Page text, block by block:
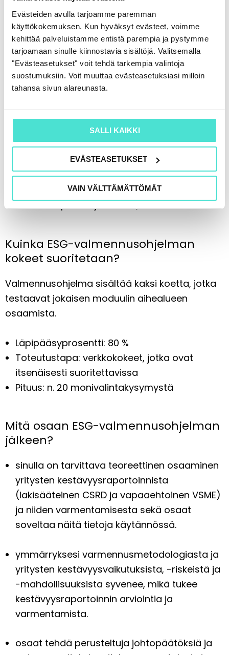
Evästeiden avulla tarjoamme paremman
käyttökokemuksen. Kun hyväksyt evästeet, voimme
kehittää palveluistamme entistä parempia ja pystymme
tarjoamaan sinulle kiinnostavia sisältöjä. Valitsemalla
"Evästeasetukset" voit tehdä tarkempia valintoja
suostumuksiin. Voit muuttaa evästeasetuksiasi milloin
tahansa sivun alareunasta.
SALLI KAIKKI
EVÄSTEASETUKSET
VAIN VÄLTTÄMÄTTÖMÄT
Voit suorittaa valmennusohjelman kahdessa
vuodessa halutessasi. Kun keväällä 2026
suoritat hyväksytysti Johdannon, Moduuli 1 ja
Moduuli 2, voit osallitusta syksyllä 2027 Moduuli
3:een ja suorittaa valmennusohjelman silloin
Mikä on ESG-valmennusohjelman
kesto?
ESG-valmennusohjelmassa on n. 32 tuntia
luentoja ja kokonaiskesto (koulutuspäivät,
itsenäinen opiskelu ja kokeet) on n. 45 h.
Kuinka ESG-valmennusohjelman
kokeet suoritetaan?
Valmennusohjelma sisältää kaksi koetta, jotka
testaavat jokaisen moduulin aihealueen
osaamista.
Läpipääsyprosentti: 80 %
Toteutustapa: verkkokokeet, jotka ovat
itsenäisesti suoritettavissa
Pituus: n. 20 monivalintakysymystä
Mitä osaan ESG-valmennusohjelman
jälkeen?
sinulla on tarvittava teoreettinen osaaminen
yritysten kestävyysraportoinnista
(lakisääteinen CSRD ja vapaaehtoinen VSME)
ja niiden varmentamisesta sekä osaat
soveltaa näitä tietoja käytännössä.
ymmärryksesi varmennusmetodologiasta ja
yritysten kestävyysvaikutuksista, -riskeistä ja
-mahdollisuuksista syvenee, mikä tukee
kestävyysraportoinnin arviointia ja
varmentamista.
osaat tehdä perusteltuja johtopäätöksiä ja